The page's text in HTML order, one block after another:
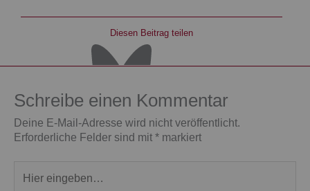
Diesen Beitrag teilen
Schreibe einen Kommentar
Deine E-Mail-Adresse wird nicht veröffentlicht.
Erforderliche Felder sind mit * markiert
eingeben…